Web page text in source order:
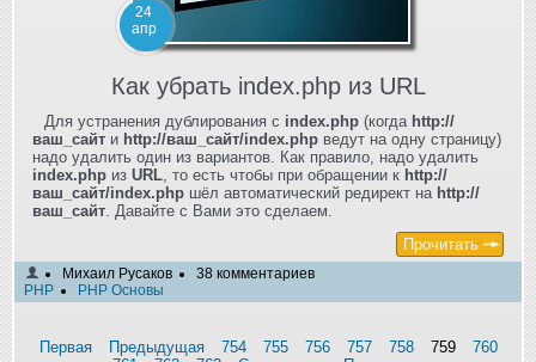
24
апр
Как убрать index.php из URL
Для устранения дублирования с index.php (когда http://
ваш_сайт и http://ваш_сайт/index.php ведут на одну страницу)
надо удалить один из вариантов. Как правило, надо удалить
index.php из URL , то есть чтобы при обращении к http://
ваш_сайт/index.php шёл автоматический редирект на http://
ваш_сайт . Давайте с Вами это сделаем.
Прочитать
Михаил Русаков
38 комментариев
PHP
PHP Основы
Первая Предыдущая 754 755 756 757 758 759
760